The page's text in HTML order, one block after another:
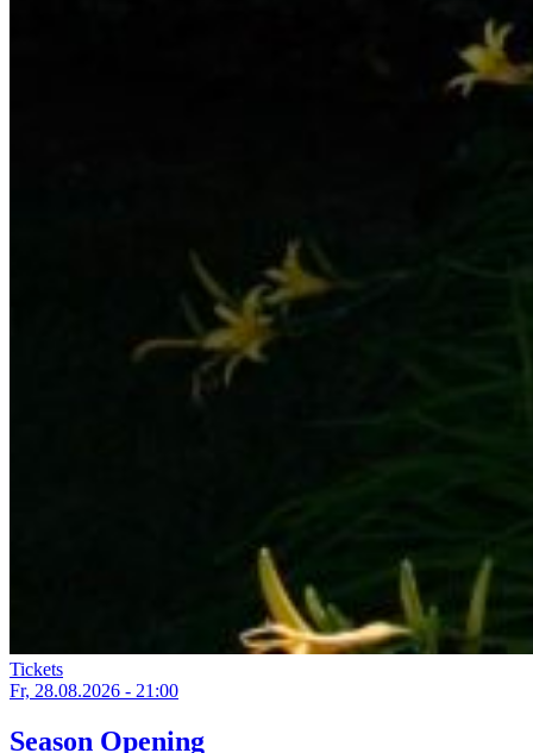
Tickets
Fr, 28.08.2026 - 21:00
Season Opening